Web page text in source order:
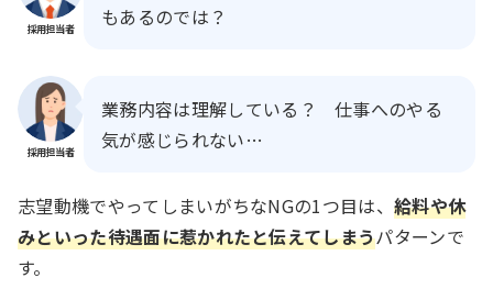
採用担当者
もあるのでは？
採用担当者
業務内容は理解している？ 仕事へのやる
気が感じられない…
志望動機でやってしまいがちなNGの1つ目は、給料や休
みといった待遇面に惹かれたと伝えてしまうパターンで
す。